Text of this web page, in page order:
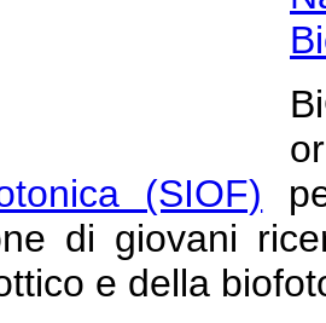
(SIOF)
di giovani
e della